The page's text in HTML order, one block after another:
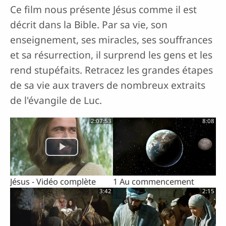
Ce film nous présente Jésus comme il est
décrit dans la Bible. Par sa vie, son
enseignement, ses miracles, ses souffrances
et sa résurrection, il surprend les gens et les
rend stupéfaits. Retracez les grandes étapes
de sa vie aux travers de nombreux extraits
de l'évangile de Luc.
2:07:53
Jésus - Vidéo complète
8:08
1 Au commencement
3:42 2:15